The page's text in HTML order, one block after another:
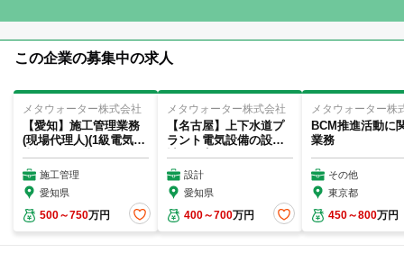
この企業の募集中の求人
メタウォーター株式会社
【愛知】施工管理業務
(現場代理人)(1級電気工
事施工管理技...
施工管理
愛知県
500～750万円
メタウォーター株式会社
【名古屋】上下水道プ
ラント電気設備の設
計・提案
設計
愛知県
400～700万円
メタウォーター株
BCM推進活動に
業務
その他
東京都
450～800万円